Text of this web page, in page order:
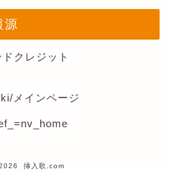
源
クレジット
メインページ
挿入歌.com